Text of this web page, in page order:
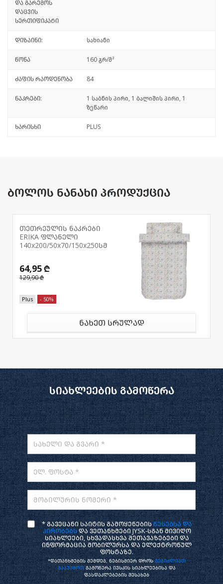
და გარემოს
დაცვის
სერთიფიკატი
დიზაინი: სახიანი
წონა 160 გრ/მ²
ძაფის რაოდენობა 84
ნაკრები:
1 საბნის პირი, 1 ბალიშის პირი, 1
ზეწარი
ხარისხი PLUS
ბოლოს ნანახი პროდუქცია
თეთრეულის ნაკრები
ERIKA ფლანელი
140x200/50x70/150x250სმ
64,95 ₾
129,90 ₾
Plus - 50%
ნახეთ სრულად
სიახლეების გამოწერა
სახელი და გვარი *
ელ. ფოსტა *
მობილურის ნომერი *
* გავეცანი საიტის გამოყენებისწესებსა და
პირობებსდა ვეთანხმები JYSK-სგან მივიღო
სიახლეები, სხვადასხვა შეთავაზებები და
ინფორმაცია მობილურსა და ელექტრონულ
ფოსტაზე.
*დათანხმების შემდეგ, ნებისმიერ დროს შეგიძლიათ
გააუქმოთგამოწერა იუსკის სიახლეებისა და
ფასდაკლებების შესახებ